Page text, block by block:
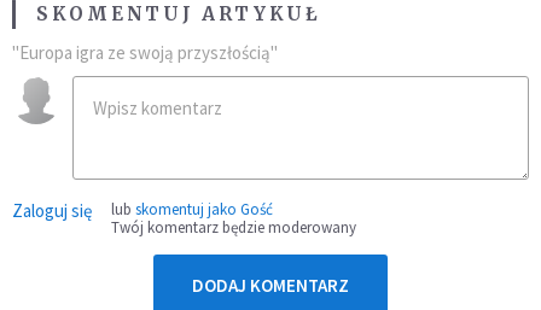
SKOMENTUJ ARTYKUŁ
"Europa igra ze swoją przyszłością"
Zaloguj się lub skomentuj jako Gość
Twój komentarz będzie moderowany
DODAJ KOMENTARZ